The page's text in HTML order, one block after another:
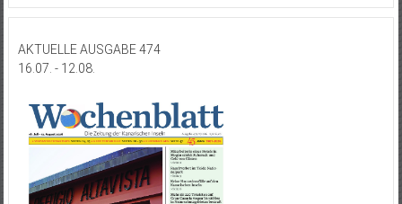
AKTUELLE AUSGABE 474
16.07. - 12.08.